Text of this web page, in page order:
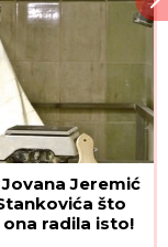
Jeremić
što
radila isto!